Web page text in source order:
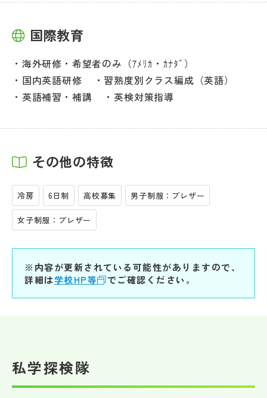
国際教育
海外研修・希望者のみ（ｱﾒﾘｶ・ｶﾅﾀﾞ）
国内英語研修
習熟度別クラス編成（英語）
英語補習・補講
英検対策指導
その他の特徴
冷房 6日制 高校募集 男子制服：ブレザー
女子制服：ブレザー
※内容が更新されている可能性がありますので、
詳細は学校HP等 でご確認ください。
私学探検隊